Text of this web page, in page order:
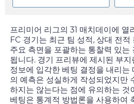
프리미어 리그의 31 매치데이에 열
FC 경기는 최근 팀 성적, 상대 전적
주요 측면을 포괄하는 통찰력 있는
됩니다. 경기 프리뷰에 제시된 부지
정보에 입각한 베팅 결정을 내리는
의 예측은 성실하게 작성되었지만
하지는 않는다는 점에 유의하는 것
베팅은 통계적 방법론을 사용하여